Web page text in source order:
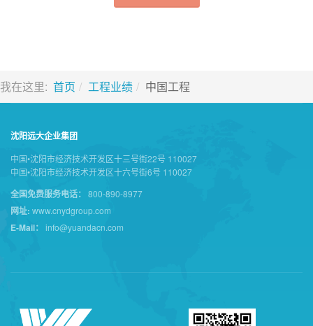
我在这里: 首页 工程业绩 中国工程
沈阳远大企业集团
中国•沈阳市经济技术开发区十三号街22号 110027
中国•沈阳市经济技术开发区十六号街6号 110027
全国免费服务电话： 800-890-8977
网址: www.cnydgroup.com
E-Mail： info@yuandacn.com